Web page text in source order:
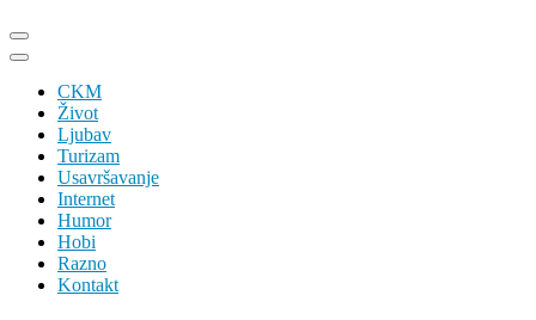
Skip
to
(Press
Enter)
CKM
Život
Ljubav
Turizam
Usavršavanje
Internet
Humor
Hobi
Razno
Kontakt